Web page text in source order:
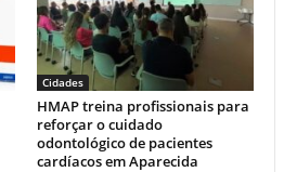
Cidades
HMAP treina profissionais para
reforçar o cuidado
odontológico de pacientes
cardíacos em Aparecida